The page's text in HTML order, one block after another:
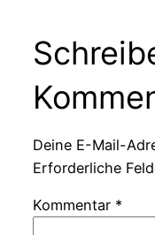
Deine E-Mail-
Erforderliche
Kommentar *